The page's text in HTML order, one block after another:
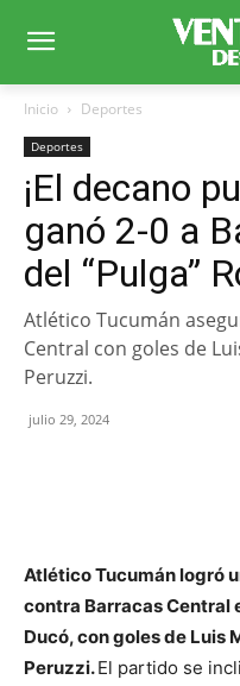
Inicio Deportes
Deportes
¡El decano
ganó 2-0 a
del “Pulga”
Atlético Tucumán
Central con goles de
Peruzzi.
julio 29, 2024
Atlético Tucumán logró
contra Barracas Central
Ducó, con goles de Luis
Peruzzi.El partido se